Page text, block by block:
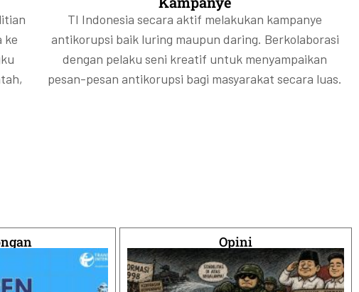
ke
TI Indonesia secara aktif melakukan kampanye
antikorupsi baik luring maupun daring. Berkolaborasi
dengan pelaku seni kreatif untuk menyampaikan
pesan-pesan antikorupsi bagi masyarakat secara luas.
Opini